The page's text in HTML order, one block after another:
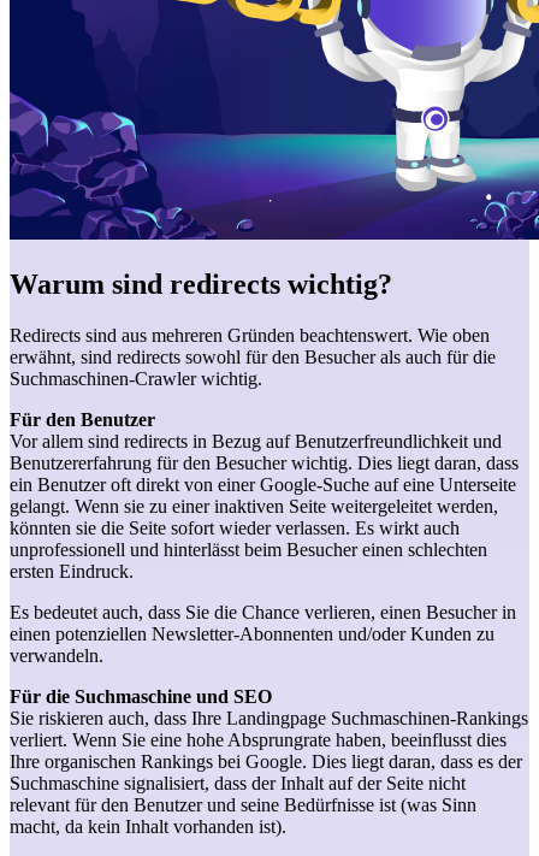
Warum sind redirects wichtig?
Redirects sind aus mehreren Gründen beachtenswert. Wie oben
erwähnt, sind redirects sowohl für den Besucher als auch für die
Suchmaschinen-Crawler wichtig.
Für den Benutzer
Vor allem sind redirects in Bezug auf Benutzerfreundlichkeit und
Benutzererfahrung für den Besucher wichtig. Dies liegt daran, dass
ein Benutzer oft direkt von einer Google-Suche auf eine Unterseite
gelangt. Wenn sie zu einer inaktiven Seite weitergeleitet werden,
könnten sie die Seite sofort wieder verlassen. Es wirkt auch
unprofessionell und hinterlässt beim Besucher einen schlechten
ersten Eindruck.
Es bedeutet auch, dass Sie die Chance verlieren, einen Besucher in
einen potenziellen Newsletter-Abonnenten und/oder Kunden zu
verwandeln.
Für die Suchmaschine und SEO
Sie riskieren auch, dass Ihre Landingpage Suchmaschinen-Rankings
verliert. Wenn Sie eine hohe Absprungrate haben, beeinflusst dies
Ihre organischen Rankings bei Google. Dies liegt daran, dass es der
Suchmaschine signalisiert, dass der Inhalt auf der Seite nicht
relevant für den Benutzer und seine Bedürfnisse ist (was Sinn
macht, da kein Inhalt vorhanden ist).